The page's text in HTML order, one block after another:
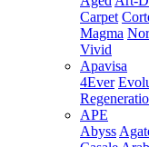
Carpet
Magma
Vivid
Apavisa
4Ever
APE
Abyss